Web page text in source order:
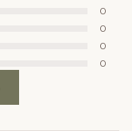
0
0
0
0